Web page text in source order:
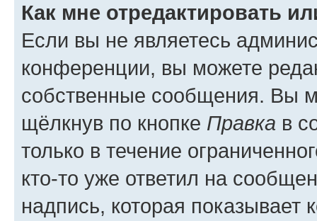
Как мне отредактировать
Если вы не являетесь
конференции, вы можете
собственные сообщения. Вы
щёлкнув по кнопке Правка в
только в течение
кто-то уже ответил на
надпись, которая показывает